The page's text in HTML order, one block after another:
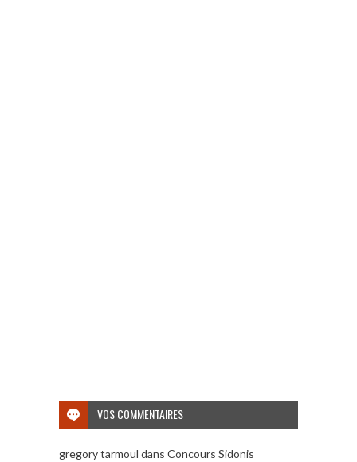
VOS COMMENTAIRES
gregory tarmoul dans Concours Sidonis